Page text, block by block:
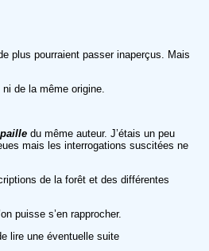
plus pourraient passer inaperçus. Mais
de la même origine.
du même auteur. J’étais un peu
mais les interrogations suscitées ne
de la forêt et des différentes
puisse s’en rapprocher.
lire une éventuelle suite